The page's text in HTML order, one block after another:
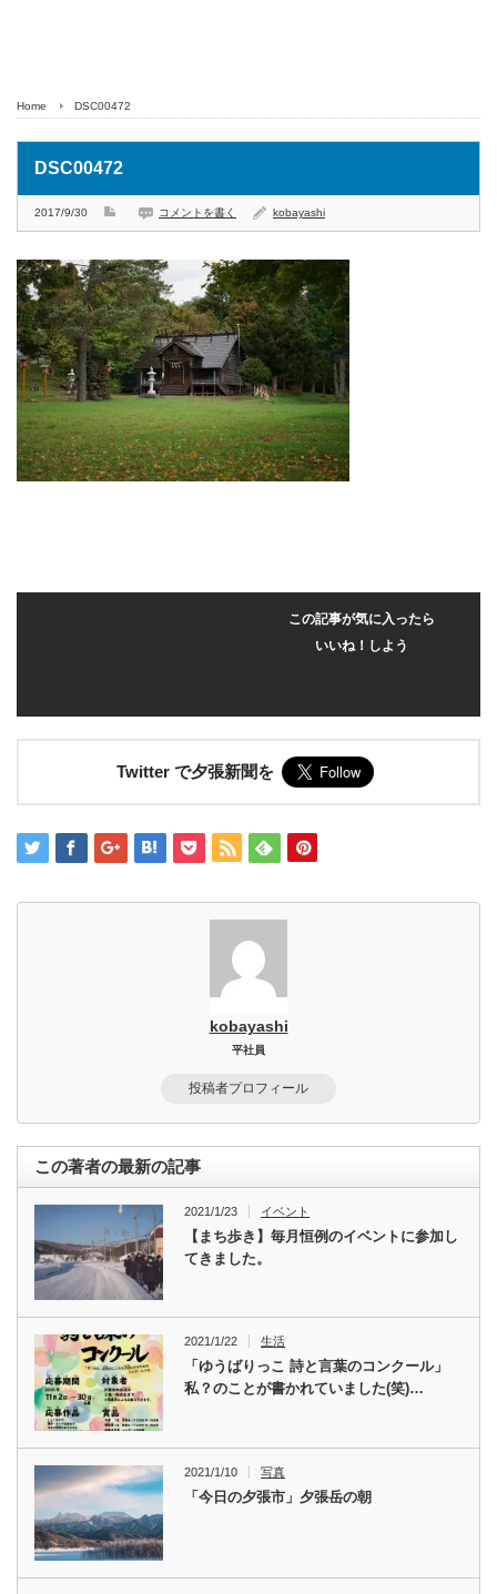
Home DSC00472
DSC00472
2017/9/30 コメントを書く kobayashi
この記事が気に入ったら
いいね！しよう
Twitter で夕張新聞を
kobayashi
平社員
投稿者プロフィール
この著者の最新の記事
2021/1/23 イベント
【まち歩き】毎月恒例のイベントに参加し
てきました。
2021/1/22 生活
「ゆうばりっこ 詩と言葉のコンクール」
私？のことが書かれていました(笑)…
2021/1/10 写真
「今日の夕張市」夕張岳の朝